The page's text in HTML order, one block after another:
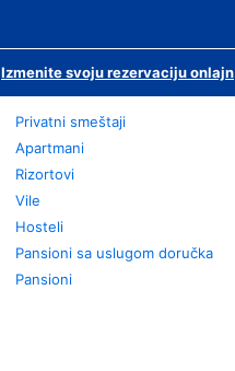
Izmenite svoju rezervaciju onlajn
Privatni smeštaji
Apartmani
Rizortovi
Vile
Hosteli
Pansioni sa uslugom doručka
Pansioni